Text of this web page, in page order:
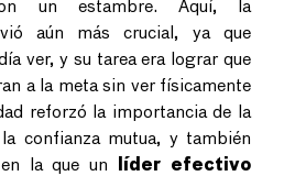
un estambre. Aquí, la
aún más crucial, ya que
ver, y su tarea era lograr que
a la meta sin ver físicamente
reforzó la importancia de la
confianza mutua, y también
la que un
líder efectivo